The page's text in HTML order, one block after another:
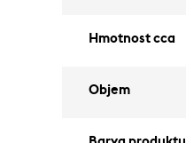
Hmotnost cca
Objem